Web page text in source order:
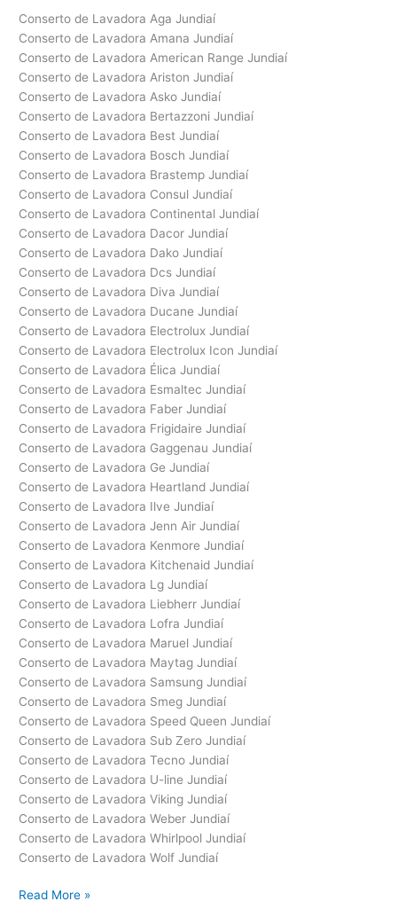
Conserto de Lavadora Aga Jundiaí
Conserto de Lavadora Amana Jundiaí
Conserto de Lavadora American Range Jundiaí
Conserto de Lavadora Ariston Jundiaí
Conserto de Lavadora Asko Jundiaí
Conserto de Lavadora Bertazzoni Jundiaí
Conserto de Lavadora Best Jundiaí
Conserto de Lavadora Bosch Jundiaí
Conserto de Lavadora Brastemp Jundiaí
Conserto de Lavadora Consul Jundiaí
Conserto de Lavadora Continental Jundiaí
Conserto de Lavadora Dacor Jundiaí
Conserto de Lavadora Dako Jundiaí
Conserto de Lavadora Dcs Jundiaí
Conserto de Lavadora Diva Jundiaí
Conserto de Lavadora Ducane Jundiaí
Conserto de Lavadora Electrolux Jundiaí
Conserto de Lavadora Electrolux Icon Jundiaí
Conserto de Lavadora Élica Jundiaí
Conserto de Lavadora Esmaltec Jundiaí
Conserto de Lavadora Faber Jundiaí
Conserto de Lavadora Frigidaire Jundiaí
Conserto de Lavadora Gaggenau Jundiaí
Conserto de Lavadora Ge Jundiaí
Conserto de Lavadora Heartland Jundiaí
Conserto de Lavadora Ilve Jundiaí
Conserto de Lavadora Jenn Air Jundiaí
Conserto de Lavadora Kenmore Jundiaí
Conserto de Lavadora Kitchenaid Jundiaí
Conserto de Lavadora Lg Jundiaí
Conserto de Lavadora Liebherr Jundiaí
Conserto de Lavadora Lofra Jundiaí
Conserto de Lavadora Maruel Jundiaí
Conserto de Lavadora Maytag Jundiaí
Conserto de Lavadora Samsung Jundiaí
Conserto de Lavadora Smeg Jundiaí
Conserto de Lavadora Speed Queen Jundiaí
Conserto de Lavadora Sub Zero Jundiaí
Conserto de Lavadora Tecno Jundiaí
Conserto de Lavadora U-line Jundiaí
Conserto de Lavadora Viking Jundiaí
Conserto de Lavadora Weber Jundiaí
Conserto de Lavadora Whirlpool Jundiaí
Conserto de Lavadora Wolf Jundiaí
Conserto
Read More »